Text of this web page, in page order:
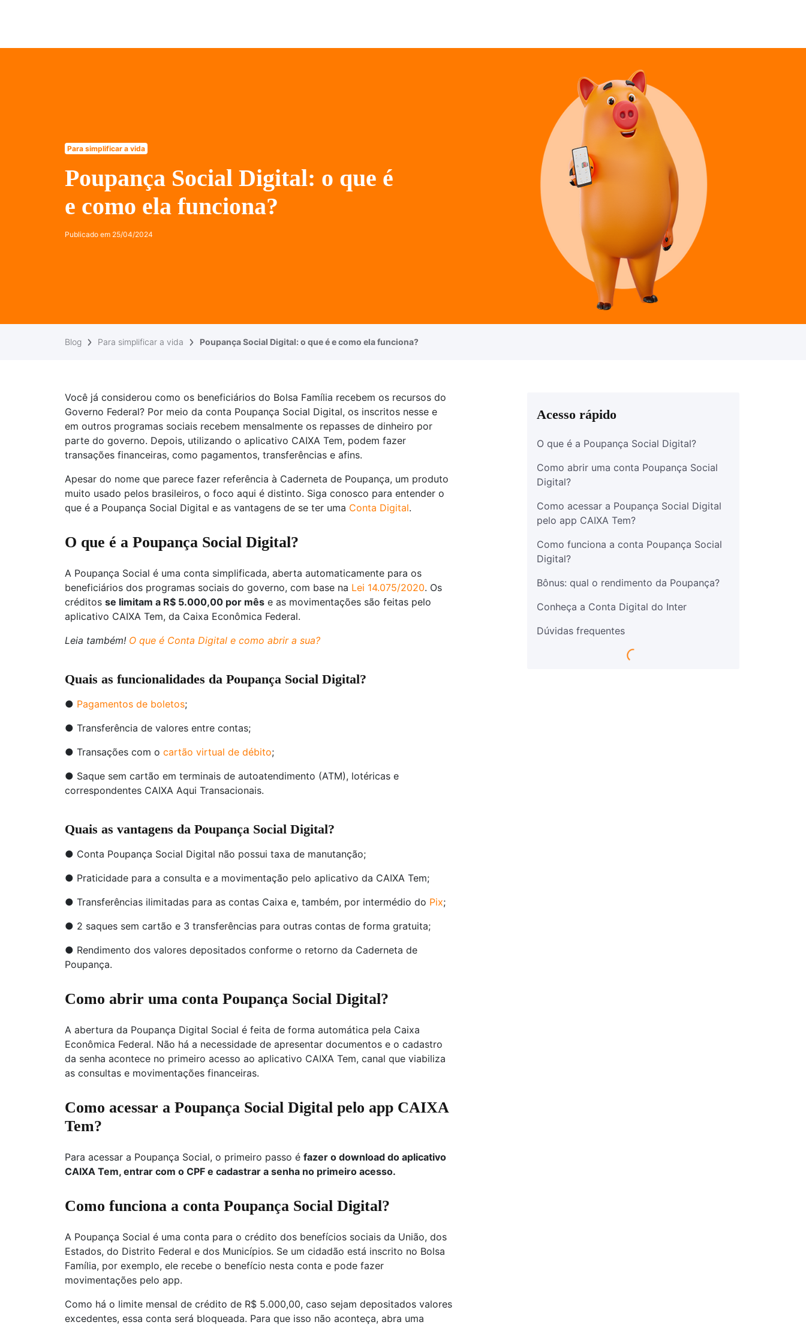
Para simplificar a vida
Poupança Social Digital: o que é
e como ela funciona?
Publicado em 25/04/2024
Blog Para simplificar a vida Poupança Social Digital: o que é e como ela funciona?
Você já considerou como os beneficiários do Bolsa Família recebem os recursos do
Governo Federal? Por meio da conta Poupança Social Digital, os inscritos nesse e
em outros programas sociais recebem mensalmente os repasses de dinheiro por
parte do governo. Depois, utilizando o aplicativo CAIXA Tem, podem fazer
transações financeiras, como pagamentos, transferências e afins.
Apesar do nome que parece fazer referência à Caderneta de Poupança, um produto
muito usado pelos brasileiros, o foco aqui é distinto. Siga conosco para entender o
que é a Poupança Social Digital e as vantagens de se ter uma Conta Digital.
O que é a Poupança Social Digital?
A Poupança Social é uma conta simplificada, aberta automaticamente para os
beneficiários dos programas sociais do governo, com base na Lei 14.075/2020. Os
créditos se limitam a R$ 5.000,00 por mês e as movimentações são feitas pelo
aplicativo CAIXA Tem, da Caixa Econômica Federal.
Leia também! O que é Conta Digital e como abrir a sua?
Quais as funcionalidades da Poupança Social Digital?
● Pagamentos de boletos;
● Transferência de valores entre contas;
● Transações com o cartão virtual de débito;
● Saque sem cartão em terminais de autoatendimento (ATM), lotéricas e
correspondentes CAIXA Aqui Transacionais.
Quais as vantagens da Poupança Social Digital?
● Conta Poupança Social Digital não possui taxa de manutanção;
● Praticidade para a consulta e a movimentação pelo aplicativo da CAIXA Tem;
● Transferências ilimitadas para as contas Caixa e, também, por intermédio do Pix;
● 2 saques sem cartão e 3 transferências para outras contas de forma gratuita;
● Rendimento dos valores depositados conforme o retorno da Caderneta de
Poupança.
Como abrir uma conta Poupança Social Digital?
A abertura da Poupança Digital Social é feita de forma automática pela Caixa
Econômica Federal. Não há a necessidade de apresentar documentos e o cadastro
da senha acontece no primeiro acesso ao aplicativo CAIXA Tem, canal que viabiliza
as consultas e movimentações financeiras.
Como acessar a Poupança Social Digital pelo app CAIXA
Tem?
Para acessar a Poupança Social, o primeiro passo é fazer o download do aplicativo
CAIXA Tem, entrar com o CPF e cadastrar a senha no primeiro acesso.
Como funciona a conta Poupança Social Digital?
A Poupança Social é uma conta para o crédito dos benefícios sociais da União, dos
Estados, do Distrito Federal e dos Municípios. Se um cidadão está inscrito no Bolsa
Família, por exemplo, ele recebe o benefício nesta conta e pode fazer
movimentações pelo app.
Como há o limite mensal de crédito de R$ 5.000,00, caso sejam depositados valores
excedentes, essa conta será bloqueada. Para que isso não aconteça, abra uma
Acesso rápido
O que é a Poupança Social Digital?
Como abrir uma conta Poupança Social
Digital?
Como acessar a Poupança Social Digital
pelo app CAIXA Tem?
Como funciona a conta Poupança Social
Digital?
Bônus: qual o rendimento da Poupança?
Conheça a Conta Digital do Inter
Dúvidas frequentes